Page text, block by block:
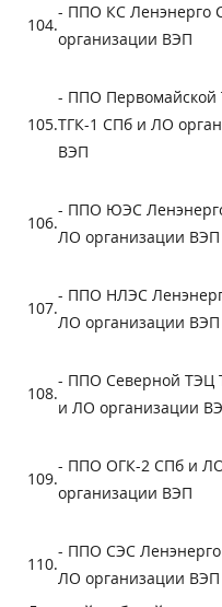
104.
- ППО КС Ленэнерго
организации ВЭП
105.
- ППО Первомайской
ТГК-1 СПб и ЛО
ВЭП
106.
- ППО ЮЭС
ЛО организации ВЭП
107.
- ППО НЛЭС
ЛО организации ВЭП
108.
- ППО Северной ТЭЦ
и ЛО организации
109.
- ППО ОГК-2 СПб и
организации ВЭП
110.
- ППО СЭС
ЛО организации ВЭП